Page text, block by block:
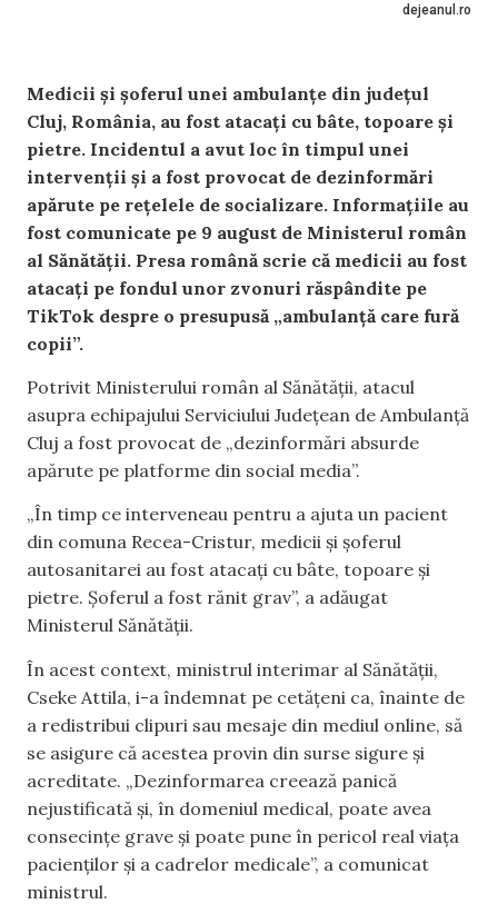
dejeanul.ro
Medicii și șoferul unei ambulanțe din județul
Cluj, România, au fost atacați cu bâte, topoare și
pietre. Incidentul a avut loc în timpul unei
intervenții și a fost provocat de dezinformări
apărute pe rețelele de socializare. Informațiile au
fost comunicate pe 9 august de Ministerul român
al Sănătății. Presa română scrie că medicii au fost
atacați pe fondul unor zvonuri răspândite pe
TikTok despre o presupusă „ambulanță care fură
copii”.
Potrivit Ministerului român al Sănătății, atacul
asupra echipajului Serviciului Județean de Ambulanță
Cluj a fost provocat de „dezinformări absurde
apărute pe platforme din social media”.
„În timp ce interveneau pentru a ajuta un pacient
din comuna Recea-Cristur, medicii și șoferul
autosanitarei au fost atacați cu bâte, topoare și
pietre. Șoferul a fost rănit grav”, a adăugat
Ministerul Sănătății.
În acest context, ministrul interimar al Sănătății,
Cseke Attila, i-a îndemnat pe cetățeni ca, înainte de
a redistribui clipuri sau mesaje din mediul online, să
se asigure că acestea provin din surse sigure și
acreditate. „Dezinformarea creează panică
nejustificată și, în domeniul medical, poate avea
consecințe grave și poate pune în pericol real viața
pacienților și a cadrelor medicale”, a comunicat
ministrul.